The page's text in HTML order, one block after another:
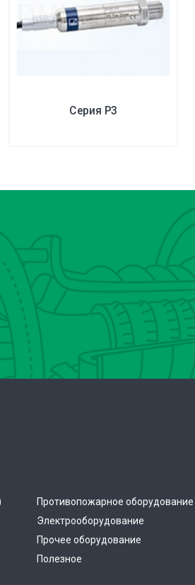
Серия P3
Противопожарное оборудование
Электрооборудование
Прочее оборудование
Полезное